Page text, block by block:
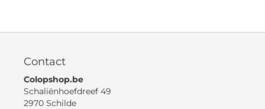
Contact
Colopshop.be
Schaliënhoefdreef 49
2970 Schilde